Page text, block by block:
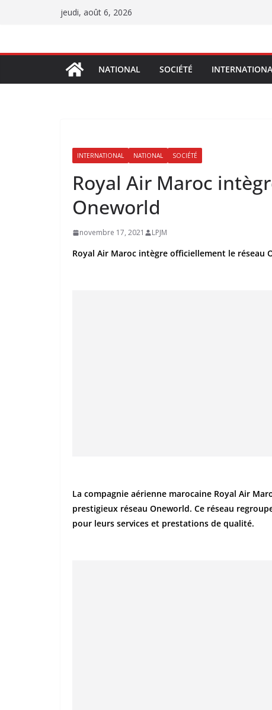
jeudi, août 6, 2026
NATIONAL SOCIÉTÉ
INTERNATIONAL NATIONAL SOCIÉTÉ
Royal Air Maroc
Oneworld
novembre 17, 2021 LPJM
Royal Air Maroc intègre officiellement le réseau
La compagnie aérienne marocaine Royal Air
prestigieux réseau Oneworld. Ce réseau
pour leurs services et prestations de qualité.